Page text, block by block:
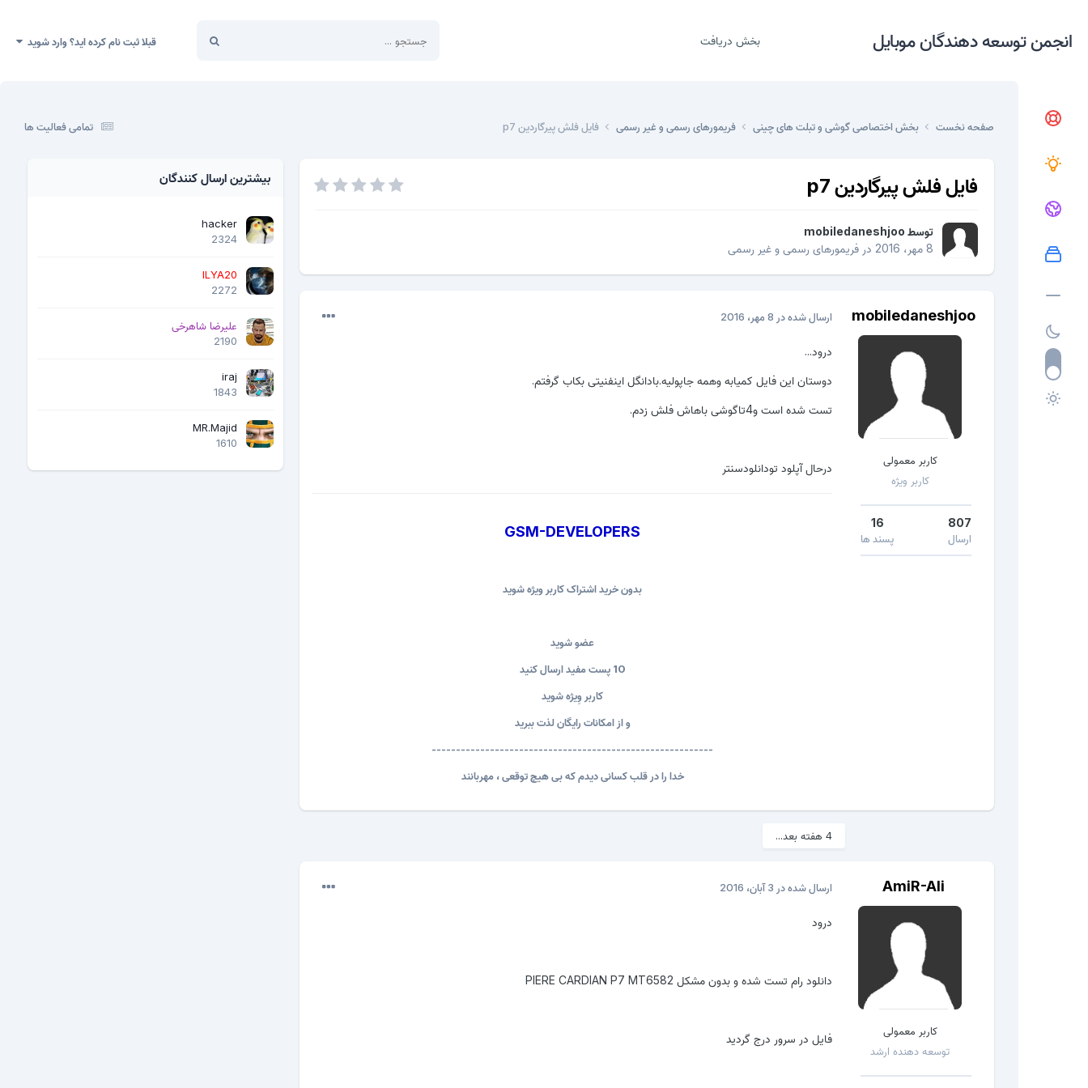
انجمن توسعه دهندگان موبایل بخش دریافت قبلا ثبت نام کرده اید؟ وارد شوید
تمامی فعالیت ها صفحه نخست بخش اختصاصی گوشی و تبلت های چینی فریمورهای رسمی و غیر رسمی فایل فلش پیرگاردین p7
فایل فلش پیرگاردین p7
توسط mobiledaneshjoo
8 مهر، 2016
در فریمورهای رسمی و غیر رسمی
mobiledaneshjoo
کاربر معمولی
کاربر ویژه
807
ارسال
16
پسند ها
ارسال شده در 8 مهر، 2016
درود...
دوستان این فایل کمیابه وهمه جاپولیه.بادانگل اینفنیتی بکاب گرفتم.
تست شده است و4تاگوشی باهاش فلش زدم.
درحال آپلود تودانلودسنتر
GSM-DEVELOPERS
بدون خرید اشتراک کاربر ویژه شوید
عضو شوید
10 پست مفید ارسال کنید
کاربر وِیژه شوید
و از امکانات رایگان لذت ببرید
----------------------------------------------------------
خدا را در قلب کسانی دیدم که بی هیچ توقعی ، مهربانند
4 هفته بعد...
AmiR-Ali
کاربر معمولی
توسعه دهنده ارشد
ارسال شده در 3 آبان، 2016
درود
دانلود رام تست شده و بدون مشکل PIERE CARDIAN P7 MT6582
فایل در سرور درج گردید
بیشترین ارسال کنندگان
hacker
2324
ILYA20
2272
علیرضا شاهرخی
2190
iraj
1843
MR.Majid
1610